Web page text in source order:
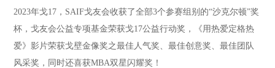
2023年戈17，SAIF戈友会收获了全部3个参赛组别的“沙克尔顿”奖
杯，戈友会公益专项基金荣获戈17公益行动奖，《用热爱定格热
爱》影片荣获戈壁金像奖之最佳人气奖、最佳创意奖、最佳团队
风采奖，同时还喜获MBA双星闪耀奖！